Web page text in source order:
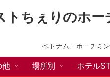
トちぇりのホ
ベトナム・ホーチミ
他 場所別 ホテル